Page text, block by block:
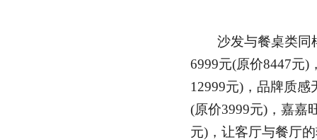
沙发与餐桌类同
6999元(原价8447元)
12999元)，品牌质
(原价3999元)，嘉嘉
元)，让客厅与餐厅